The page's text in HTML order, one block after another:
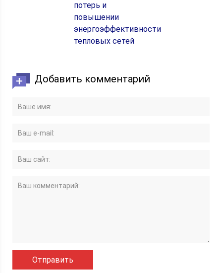
потерь и
повышении
энергоэффективности
тепловых сетей
Добавить комментарий